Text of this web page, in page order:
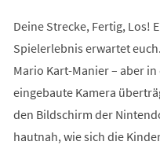
Deine Strecke, Fertig, Los!
Spielerlebnis erwartet
Mario Kart-Manier – aber
eingebaute Kamera
den Bildschirm der
hautnah, wie sich die